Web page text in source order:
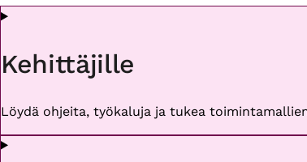
Kehittäjille
Löydä ohjeita, työkaluja ja tukea